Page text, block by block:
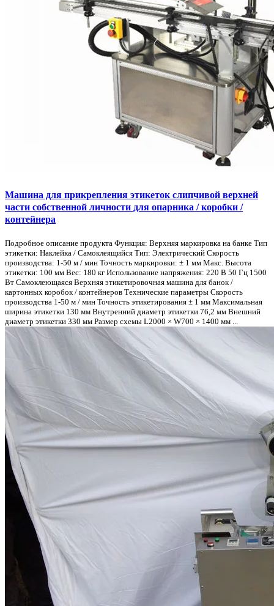
Машина для прикрепления этикеток слипчивой верхней
части собственной личности для опарника / коробки /
контейнера
Подробное описание продукта Функция: Верхняя маркировка на банке Тип
этикетки: Наклейка / Самоклеящийся Тип: Электрический Скорость
производства: 1-50 м / мин Точность маркировки: ± 1 мм Макс. Высота
этикетки: 100 мм Вес: 180 кг Использование напряжения: 220 В 50 Гц 1500
Вт Самоклеющаяся Верхняя этикетировочная машина для банок /
картонных коробок / контейнеров Технические параметры Скорость
производства 1-50 м / мин Точность этикетирования ± 1 мм Максимальная
ширина этикетки 130 мм Внутренний диаметр этикетки 76,2 мм Внешний
диаметр этикетки 330 мм Размер схемы L2000 × W700 × 1400 мм ...